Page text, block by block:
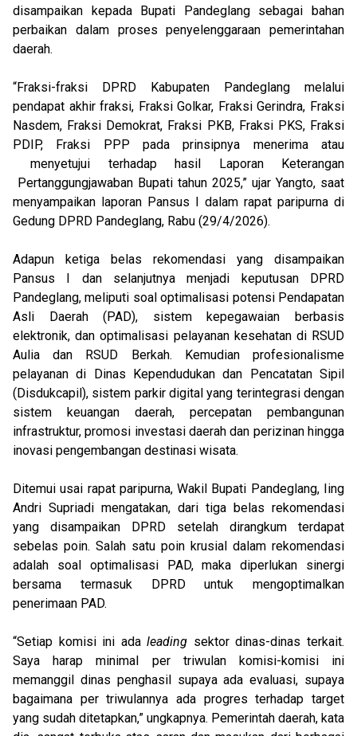
disampaikan kepada Bupati Pandeglang sebagai bahan
perbaikan dalam proses penyelenggaraan pemerintahan
daerah.
“Fraksi-fraksi DPRD Kabupaten Pandeglang melalui
pendapat akhir fraksi, Fraksi Golkar, Fraksi Gerindra, Fraksi
Nasdem, Fraksi Demokrat, Fraksi PKB, Fraksi PKS, Fraksi
PDIP, Fraksi PPP pada prinsipnya menerima atau
menyetujui terhadap hasil Laporan Keterangan
Pertanggungjawaban Bupati tahun 2025,” ujar Yangto, saat
menyampaikan laporan Pansus I dalam rapat paripurna di
Gedung DPRD Pandeglang, Rabu (29/4/2026).
Adapun ketiga belas rekomendasi yang disampaikan
Pansus I dan selanjutnya menjadi keputusan DPRD
Pandeglang, meliputi soal optimalisasi potensi Pendapatan
Asli Daerah (PAD), sistem kepegawaian berbasis
elektronik, dan optimalisasi pelayanan kesehatan di RSUD
Aulia dan RSUD Berkah. Kemudian profesionalisme
pelayanan di Dinas Kependudukan dan Pencatatan Sipil
(Disdukcapil), sistem parkir digital yang terintegrasi dengan
sistem keuangan daerah, percepatan pembangunan
infrastruktur, promosi investasi daerah dan perizinan hingga
inovasi pengembangan destinasi wisata.
Ditemui usai rapat paripurna, Wakil Bupati Pandeglang, Iing
Andri Supriadi mengatakan, dari tiga belas rekomendasi
yang disampaikan DPRD setelah dirangkum terdapat
sebelas poin. Salah satu poin krusial dalam rekomendasi
adalah soal optimalisasi PAD, maka diperlukan sinergi
bersama termasuk DPRD untuk mengoptimalkan
penerimaan PAD.
“Setiap komisi ini adaleading sektor dinas-dinas terkait.
Saya harap minimal per triwulan komisi-komisi ini
memanggil dinas penghasil supaya ada evaluasi, supaya
bagaimana per triwulannya ada progres terhadap target
yang sudah ditetapkan,” ungkapnya. Pemerintah daerah, kata